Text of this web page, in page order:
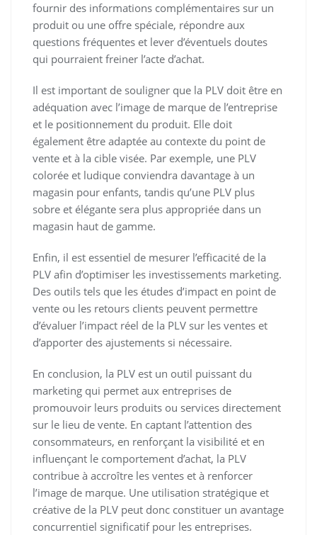
fournir des informations complémentaires sur un
produit ou une offre spéciale, répondre aux
questions fréquentes et lever d’éventuels doutes
qui pourraient freiner l’acte d’achat.
Il est important de souligner que la PLV doit être en
adéquation avec l’image de marque de l’entreprise
et le positionnement du produit. Elle doit
également être adaptée au contexte du point de
vente et à la cible visée. Par exemple, une PLV
colorée et ludique conviendra davantage à un
magasin pour enfants, tandis qu’une PLV plus
sobre et élégante sera plus appropriée dans un
magasin haut de gamme.
Enfin, il est essentiel de mesurer l’efficacité de la
PLV afin d’optimiser les investissements marketing.
Des outils tels que les études d’impact en point de
vente ou les retours clients peuvent permettre
d’évaluer l’impact réel de la PLV sur les ventes et
d’apporter des ajustements si nécessaire.
En conclusion, la PLV est un outil puissant du
marketing qui permet aux entreprises de
promouvoir leurs produits ou services directement
sur le lieu de vente. En captant l’attention des
consommateurs, en renforçant la visibilité et en
influençant le comportement d’achat, la PLV
contribue à accroître les ventes et à renforcer
l’image de marque. Une utilisation stratégique et
créative de la PLV peut donc constituer un avantage
concurrentiel significatif pour les entreprises.